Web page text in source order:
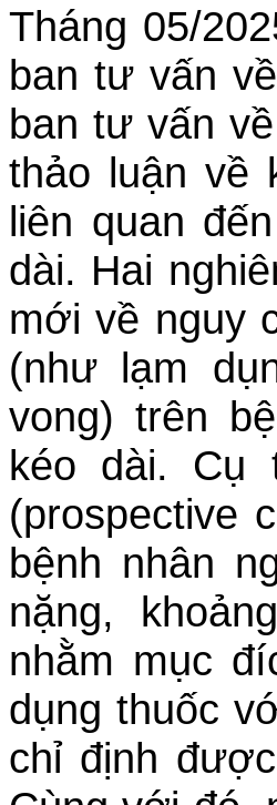
Tháng 05/
ban tư vấn
ban tư vấn
thảo luận về
liên quan
dài. Hai
mới về nguy
(như lạm
vong) trên
kéo dài. Cụ
(prospective
bệnh nhân
nặng,
nhằm mục
dụng thuốc
chỉ định